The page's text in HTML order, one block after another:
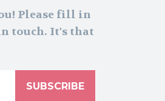
Please fill in
touch. It's that
SUBSCRIBE